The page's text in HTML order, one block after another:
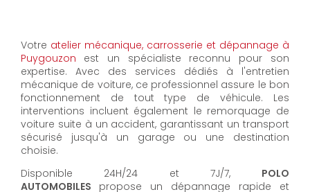
Votre atelier mécanique, carrosserie et dépannage à
Puygouzon
est un spécialiste reconnu pour son
expertise. Avec des services dédiés à l'entretien
mécanique de voiture, ce professionnel assure le bon
fonctionnement de tout type de véhicule. Les
interventions incluent également le remorquage de
voiture suite à un accident, garantissant un transport
sécurisé jusqu'à un garage ou une destination
choisie.
Disponible 24H/24 et 7J/7, POLO
AUTOMOBILES propose un dépannage rapide et